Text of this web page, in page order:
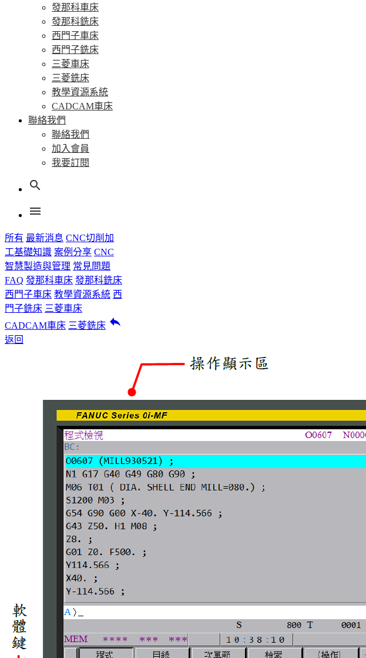
發那科車床
發那科銑床
西門子車床
西門子銑床
三菱車床
三菱銑床
教學資源系統
CADCAM車床
聯絡我們
聯絡我們
加入會員
我要訂閱
search
menu
所有 最新消息 CNC切削加
工基礎知識 案例分享 CNC
智慧製造與管理 常見問題
FAQ 發那科車床 發那科銑床
西門子車床 教學資源系統 西
門子銑床 三菱車床
CADCAM車床 三菱銑床 reply
返回